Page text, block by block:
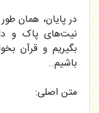
در پایان، همان
نیت‌های پاک و
بگیریم و قرآن
باشیم..
متن اصلی: